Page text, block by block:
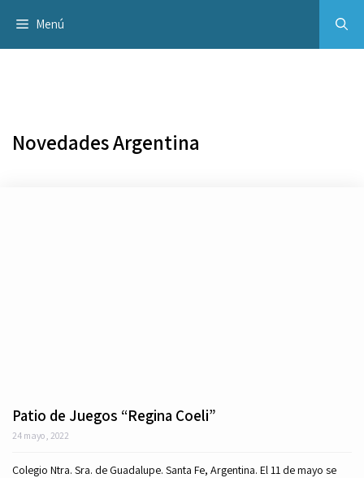
contenido
Menú
Novedades Argentina
Patio de Juegos “Regina Coeli”
24 mayo, 2022
Colegio Ntra. Sra. de Guadalupe. Santa Fe, Argentina. El 11 de mayo se